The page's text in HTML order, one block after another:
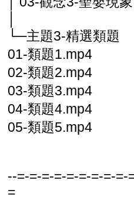
└─主題3-精選類題
01-類題1.mp4
02-類題2.mp4
03-類題3.mp4
04-類題4.mp4
05-類題5.mp4
--=-=-=-=-=-=-=-=-=-
=